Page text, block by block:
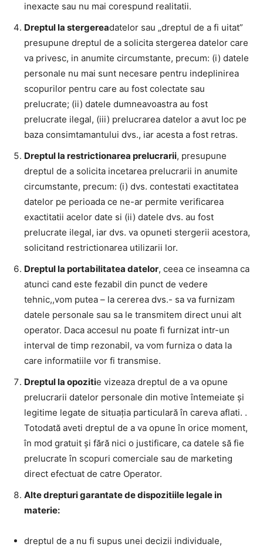
inexacte sau nu mai corespund realitatii.
Dreptul la stergereadatelor sau „dreptul de a fi uitat”
presupune dreptul de a solicita stergerea datelor care
va privesc, in anumite circumstante, precum: (i) datele
personale nu mai sunt necesare pentru indeplinirea
scopurilor pentru care au fost colectate sau
prelucrate; (ii) datele dumneavoastra au fost
prelucrate ilegal, (iii) prelucrarea datelor a avut loc pe
baza consimtamantului dvs., iar acesta a fost retras.
Dreptul la restrictionarea prelucrarii, presupune
dreptul de a solicita incetarea prelucrarii in anumite
circumstante, precum: (i) dvs. contestati exactitatea
datelor pe perioada ce ne-ar permite verificarea
exactitatii acelor date si (ii) datele dvs. au fost
prelucrate ilegal, iar dvs. va opuneti stergerii acestora,
solicitand restrictionarea utilizarii lor.
Dreptul la portabilitatea datelor, ceea ce inseamna ca
atunci cand este fezabil din punct de vedere
tehnic,,vom putea – la cererea dvs.- sa va furnizam
datele personale sau sa le transmitem direct unui alt
operator. Daca accesul nu poate fi furnizat intr-un
interval de timp rezonabil, va vom furniza o data la
care informatiile vor fi transmise.
Dreptul la opozitie vizeaza dreptul de a va opune
prelucrarii datelor personale din motive întemeiate şi
legitime legate de situaţia particulară în careva aflati. .
Totodată aveti dreptul de a va opune în orice moment,
în mod gratuit şi fără nici o justificare, ca datele să fie
prelucrate în scopuri comerciale sau de marketing
direct efectuat de catre Operator.
Alte drepturi garantate de dispozitiile legale in
materie:
dreptul de a nu fi supus unei decizii individuale,